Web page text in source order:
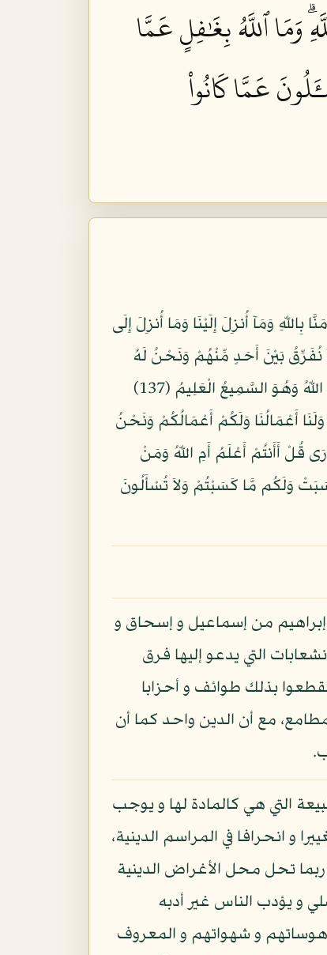
ٱللَّهُ بِغَٰفِلٍ عَمَّا
عَمَّا كَانُواْ
قُلْ بَلْ مِلَّةَ إِبْرَاهِيمَ حَنِيفًا وَمَا كَانَ مِنَ الْمُشْرِكِينَ (135) قُولُواْ آمَنَّا بِاللّهِ وَمَآ أُنزِلَ إِلَيْنَا وَمَا أُنزِلَ إِلَى
نُفَرِّقُ بَيْنَ أَحَدٍ مِّنْهُمْ وَنَحْنُ لَهُ
مُسْلِمُونَ (136) فَإِنْ آمَنُواْ بِمِثْلِ مَا آمَنتُم بِهِ فَقَدِ اهْتَدَواْ وَّإِن تَوَلَّوْاْ فَإِنَّمَا هُمْ فِي شِقَاقٍ فَسَيَكْفِيكَهُمُ اللّهُ وَهُوَ السَّمِيعُ الْعَلِيمُ (137)
اللّهِ وَهُوَ رَبُّنَا وَرَبُّكُمْ وَلَنَا أَعْمَالُنَا وَلَكُمْ أَعْمَالُكُمْ وَنَحْنُ
قُلْ أَأَنتُمْ أَعْلَمُ أَمِ اللّهُ وَمَنْ
(140) تِلْكَ أُمَّةٌ قَدْ خَلَتْ لَهَا مَا كَسَبَتْ وَلَكُم مَّا كَسَبْتُمْ وَلاَ تُسْأَلُونَ
إبراهيم من إسماعيل و إسحاق و
التي يدعو إليها فرق
بذلك طوائف و أحزابا
مع أن الدين واحد كما أن
التي هي كالمادة لها و يوجب
و انحرافا في المراسم الدينية،
تحل محل الأغراض الدينية
و يؤدب الناس غير أدبه
و شهواتهم و المعروف